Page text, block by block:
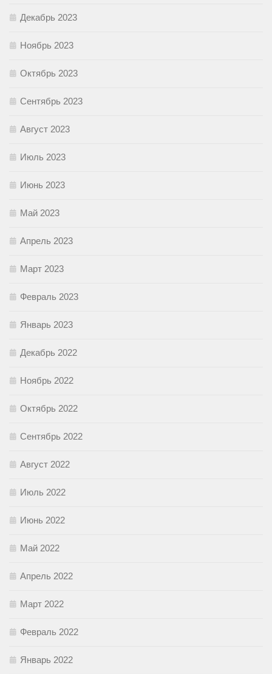
Декабрь 2023
Ноябрь 2023
Октябрь 2023
Сентябрь 2023
Август 2023
Июль 2023
Июнь 2023
Май 2023
Апрель 2023
Март 2023
Февраль 2023
Январь 2023
Декабрь 2022
Ноябрь 2022
Октябрь 2022
Сентябрь 2022
Август 2022
Июль 2022
Июнь 2022
Май 2022
Апрель 2022
Март 2022
Февраль 2022
Январь 2022